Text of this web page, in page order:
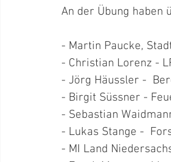
An der Übung haben
- Martin Paucke,
- Christian Lorenz -
- Jörg Häussler -
- Birgit Süssner -
- Sebastian
- Lukas Stange -
- MI Land